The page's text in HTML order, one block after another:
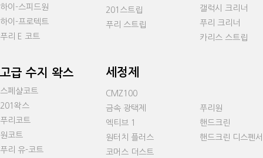
하이-스피드원
하이-프로텍트
푸리 E 코트
고급 수지 왁스
스페샬코트
201왁스
푸리코트
원코트
푸리 유-코트
201스트립
푸리 스트립
갤럭시 크리너
푸리 크리너
카리스 스트립
세정제
CMZ100
금속 광택제
엑티브 1
원터치 플러스
코머스 더스트
푸리원
핸드크린
핸드크린 디스펜서